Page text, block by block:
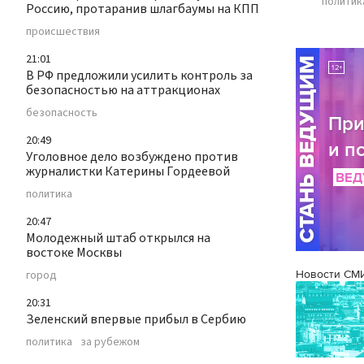
Россию, протаранив шлагбаумы на КПП
происшествия
21:01
В РФ предложили усилить контроль за
безопасностью на аттракционах
безопасность
20:49
Уголовное дело возбуждено против
журналистки Катерины Гордеевой
политика
20:47
Молодежный штаб открылся на
востоке Москвы
город
20:31
Зеленский впервые прибыл в Сербию
политика за рубежом
Новости